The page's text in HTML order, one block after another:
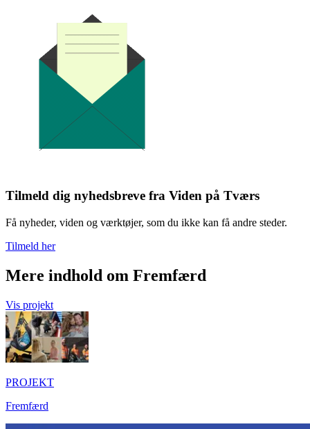
Tilmeld dig nyhedsbreve fra Viden på Tværs
Få nyheder, viden og værktøjer, som du ikke kan få andre steder.
Tilmeld her
Mere indhold om Fremfærd
Vis projekt
PROJEKT
Fremfærd